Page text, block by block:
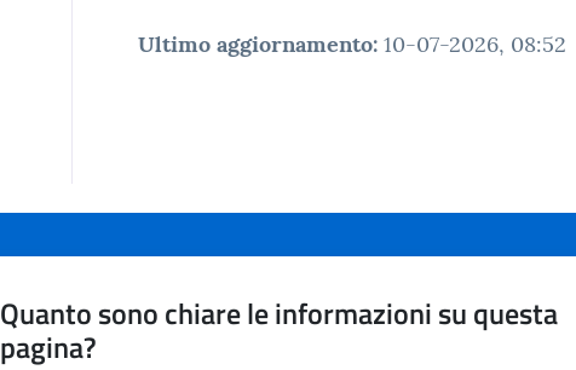
Ultimo aggiornamento: 10-07-2026, 08:52
Quanto sono chiare le informazioni su questa
pagina?